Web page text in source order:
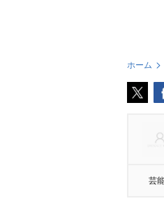
ホーム
芸